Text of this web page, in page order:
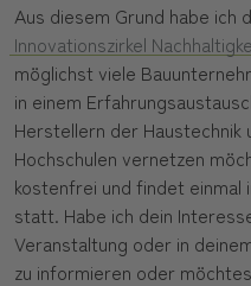
Aus diesem Grund habe ich
Innovationszirkel
möglichst viele
in einem
Herstellern der Haustechnik
Hochschulen vernetzen
kostenfrei und findet einmal
statt. Habe ich dein
Veranstaltung oder in
zu informieren oder